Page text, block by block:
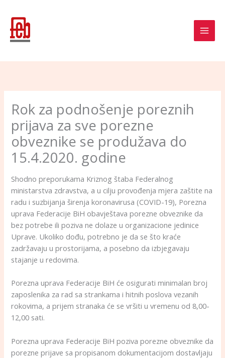
content
Rok za podnošenje poreznih
prijava za sve porezne
obveznike se produžava do
15.4.2020. godine
Shodno preporukama Kriznog štaba Federalnog
ministarstva zdravstva, a u cilju provođenja mjera zaštite na
radu i suzbijanja širenja koronavirusa (COVID-19), Porezna
uprava Federacije BiH obavještava porezne obveznike da
bez potrebe ili poziva ne dolaze u organizacione jedinice
Uprave. Ukoliko dođu, potrebno je da se što kraće
zadržavaju u prostorijama, a posebno da izbjegavaju
stajanje u redovima.
Porezna uprava Federacije BiH će osigurati minimalan broj
zaposlenika za rad sa strankama i hitnih poslova vezanih
rokovima, a prijem stranaka će se vršiti u vremenu od 8,00-
12,00 sati.
Porezna uprava Federacije BiH poziva porezne obveznike da
porezne prijave sa propisanom dokumentacijom dostavljaju